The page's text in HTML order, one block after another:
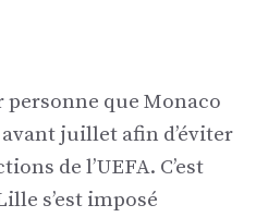
personne que Monaco
juillet afin d’éviter
de l’UEFA. C’est
s’est imposé